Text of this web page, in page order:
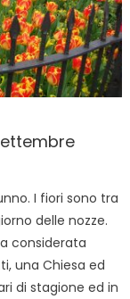
I fiori sono tra
delle nozze.
considerata
una Chiesa ed
di stagione ed in